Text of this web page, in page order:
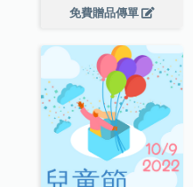
免費贈品傳單